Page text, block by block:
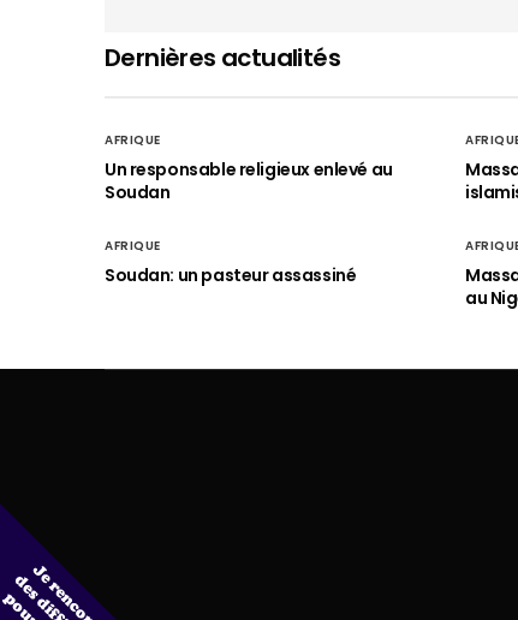
Dernières actualités
AFRIQUE
Un responsable religieux enlevé au
Soudan
AFRIQUE
Soudan: un pasteur assassiné
au